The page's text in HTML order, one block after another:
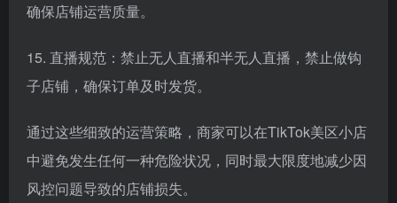
确保店铺运营质量。
15. 直播规范：禁止无人直播和半无人直播，禁止做钩
子店铺，确保订单及时发货。
通过这些细致的运营策略，商家可以在TikTok美区小店
中避免发生任何一种危险状况，同时最大限度地减少因
风控问题导致的店铺损失。